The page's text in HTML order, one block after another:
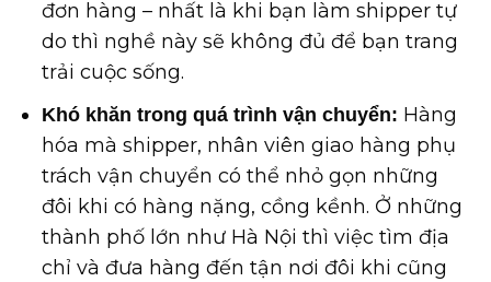
đơn hàng – nhất là khi bạn làm shipper tự
do thì nghề này sẽ không đủ để bạn trang
trải cuộc sống.
Khó khăn trong quá trình vận chuyển: Hàng
hóa mà shipper, nhân viên giao hàng phụ
trách vận chuyển có thể nhỏ gọn những
đôi khi có hàng nặng, cồng kềnh. Ở những
thành phố lớn như Hà Nội thì việc tìm địa
chỉ và đưa hàng đến tận nơi đôi khi cũng